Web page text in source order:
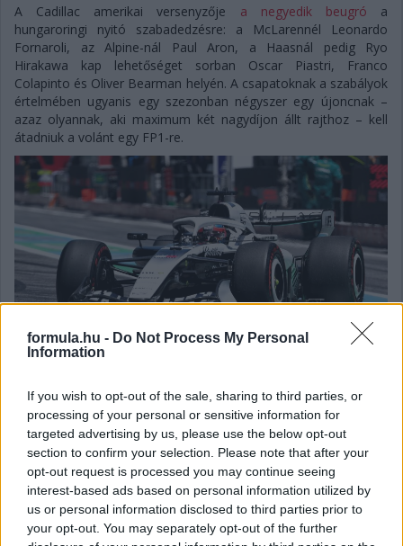
formula.hu - Do Not Process My Personal
Information
If you wish to opt-out of the sale, sharing to third parties, or
processing of your personal or sensitive information for
targeted advertising by us, please use the below opt-out
section to confirm your selection. Please note that after your
opt-out request is processed you may continue seeing
interest-based ads based on personal information utilized by
us or personal information disclosed to third parties prior to
your opt-out. You may separately opt-out of the further
A Cadillac amerikai versenyzője a negyedik beugró a
hungaroringi nyitó szabadedzésre: a McLarennél Leonardo
Fornaroli, az Alpine-nál Paul Aron, a Haasnál pedig Ryo
Hirakawa kap lehetőséget sorban Oscar Piastri, Franco
Colapinto és Oliver Bearman helyén. A csapatoknak a szabályok
értelmében ugyanis egy szezonban négyszer egy újoncnak –
azaz olyannak, aki maximum két nagydíjon állt rajthoz – kell
átadniuk a volánt egy FP1-re.
Balogh Tamás
15 napja
„Ő a következő a sorban” – Tsolov érkezhet az